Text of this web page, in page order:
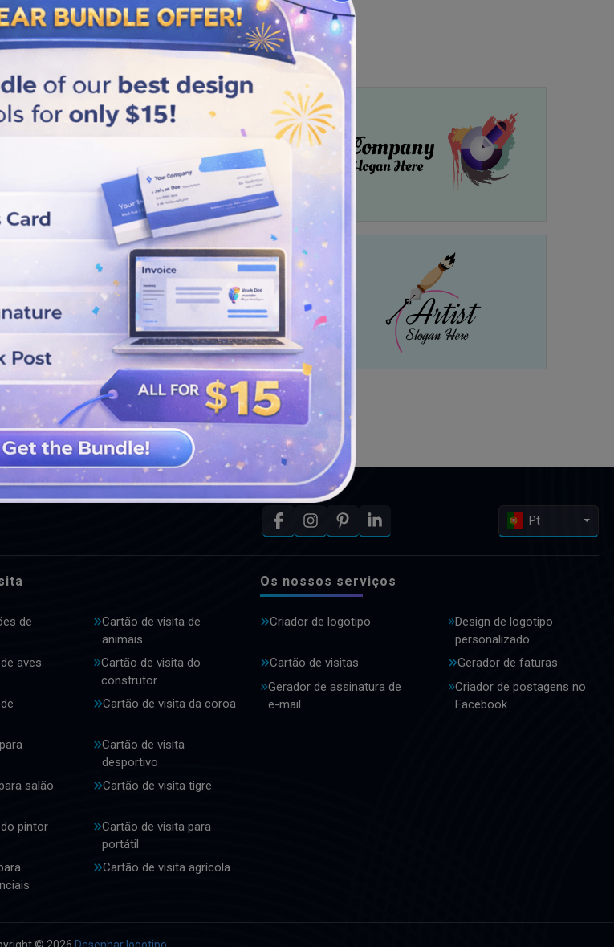
logos
VEJA MAIS PROJETOS
Pt
de
Cartão de visita de
animais
aves
Cartão de visita do
construtor
Cartão de visita da coroa
Cartão de visita
desportivo
salão
Cartão de visita tigre
pintor
Cartão de visita para
portátil
Cartão de visita agrícola
Os nossos serviços
Criador de logotipo
Design de logotipo
personalizado
Cartão de visitas
Gerador de faturas
Gerador de assinatura de
e-mail
Criador de postagens no
Facebook
© 2026 Desenhar logotipo